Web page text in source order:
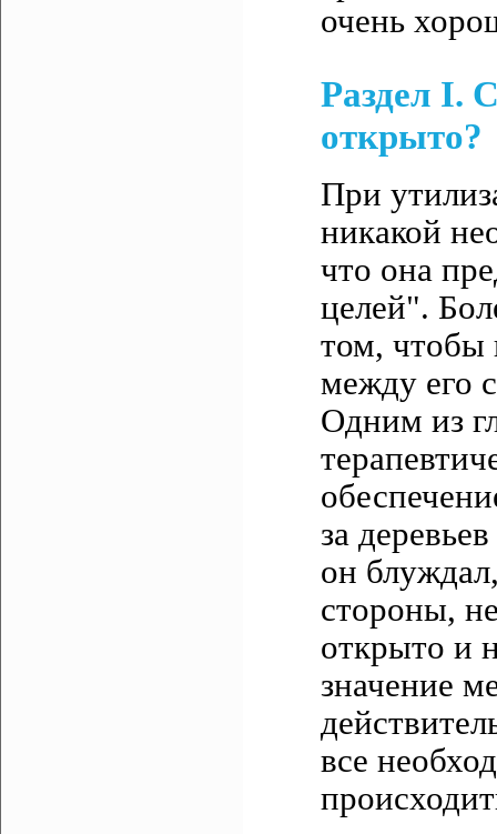
очень
Раздел I.
открыто?
При
никакой
что она
целей".
том, чтобы
между его
Одним из
за
он
стороны,
открыто и
значение
все